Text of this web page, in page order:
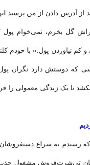
از آدرس دادن از من پرسید
گل بخرم، نمی‌خوام پول
کم نیاوردن پول.» با خودم
که دوستش دارد نگران پول
بکشد تا یک زندگی معمولی
که رسیدم به سراغ
تی‌شرت‌فروش مشغول جذب